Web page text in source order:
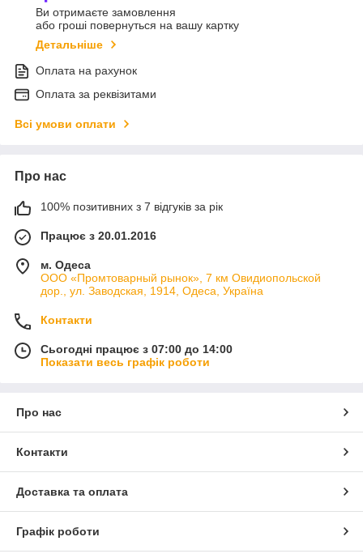
Ви отримаєте замовлення
або гроші повернуться на вашу картку
Детальніше
Оплата на рахунок
Оплата за реквізитами
Всі умови оплати
Про нас
100% позитивних з 7 відгуків за рік
Працює з 20.01.2016
м. Одеса
ООО «Промтоварный рынок», 7 км Овидиопольской
дор., ул. Заводская, 1914, Одеса, Україна
Контакти
Сьогодні працює з 07:00 до 14:00
Показати весь графік роботи
Про нас
Контакти
Доставка та оплата
Графік роботи